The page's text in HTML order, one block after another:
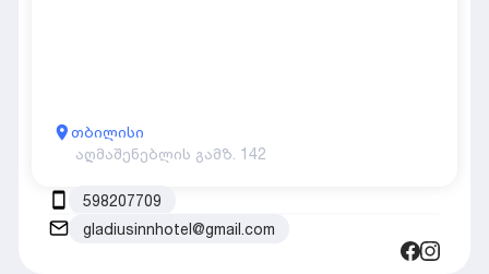
თბილისი
აღმაშენებლის გამზ. 142
598207709
gladiusinnhotel@gmail.com